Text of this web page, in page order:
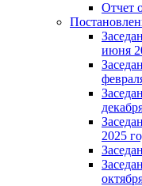
Отчет
июня
2025